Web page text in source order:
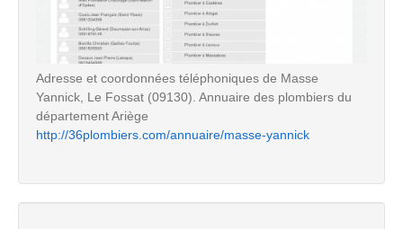
Adresse et coordonnées téléphoniques de Masse
Yannick, Le Fossat (09130). Annuaire des plombiers du
département Ariège
http://36plombiers.com/annuaire/masse-yannick